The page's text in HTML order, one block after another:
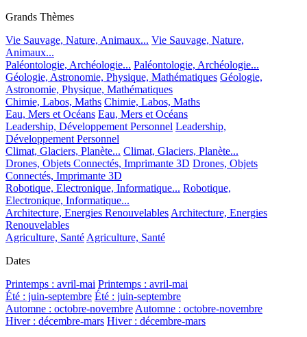
Grands Thèmes
Vie Sauvage, Nature, Animaux... Vie Sauvage, Nature,
Animaux...
Paléontologie, Archéologie... Paléontologie, Archéologie...
Géologie, Astronomie, Physique, Mathématiques Géologie,
Astronomie, Physique, Mathématiques
Chimie, Labos, Maths Chimie, Labos, Maths
Eau, Mers et Océans Eau, Mers et Océans
Leadership, Développement Personnel Leadership,
Développement Personnel
Climat, Glaciers, Planète... Climat, Glaciers, Planète...
Drones, Objets Connectés, Imprimante 3D Drones, Objets
Connectés, Imprimante 3D
Robotique, Electronique, Informatique... Robotique,
Electronique, Informatique...
Architecture, Energies Renouvelables Architecture, Energies
Renouvelables
Agriculture, Santé Agriculture, Santé
Dates
Printemps : avril-mai Printemps : avril-mai
Été : juin-septembre Été : juin-septembre
Automne : octobre-novembre Automne : octobre-novembre
Hiver : décembre-mars Hiver : décembre-mars